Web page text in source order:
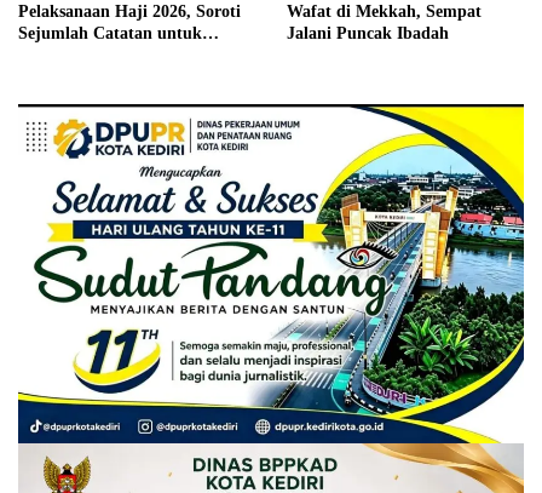
Pelaksanaan Haji 2026, Soroti
Sejumlah Catatan untuk
Wafat di Mekkah, Sempat
Jalani Puncak Ibadah